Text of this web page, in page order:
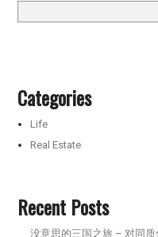
Categories
Life
Real Estate
Recent Posts
没意思的三国之旅 – 对同质